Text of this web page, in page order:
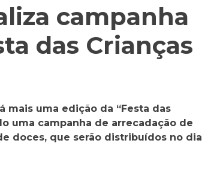
campanha
das Crianças
mais uma edição da “Festa das
uma campanha de arrecadação de
doces, que serão distribuídos no dia